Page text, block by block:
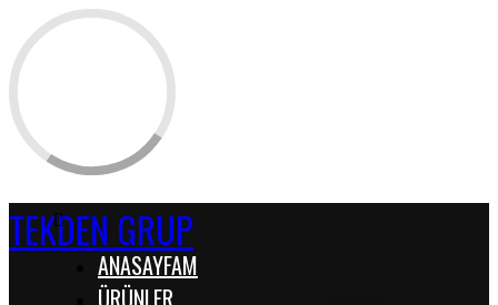
TEKDEN GRUP
ANASAYFAM